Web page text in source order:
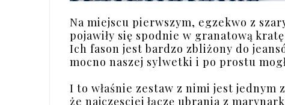
Na miejscu pierwszym, egzekwo z
pojawiły się spodnie w granatową
Ich fason jest bardzo zbliżony do
mocno naszej sylwetki i po prostu
I to właśnie zestaw z nimi jest jednym
że najczęsciej łączę ubrania z